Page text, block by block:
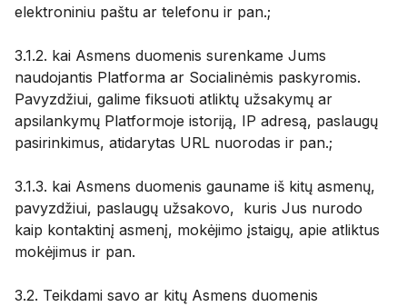
elektroniniu paštu ar telefonu ir pan.;
3.1.2. kai Asmens duomenis surenkame Jums
naudojantis Platforma ar Socialinėmis paskyromis.
Pavyzdžiui, galime fiksuoti atliktų užsakymų ar
apsilankymų Platformoje istoriją, IP adresą, paslaugų
pasirinkimus, atidarytas URL nuorodas ir pan.;
3.1.3. kai Asmens duomenis gauname iš kitų asmenų,
pavyzdžiui, paslaugų užsakovo, kuris Jus nurodo
kaip kontaktinį asmenį, mokėjimo įstaigų, apie atliktus
mokėjimus ir pan.
3.2. Teikdami savo ar kitų Asmens duomenis